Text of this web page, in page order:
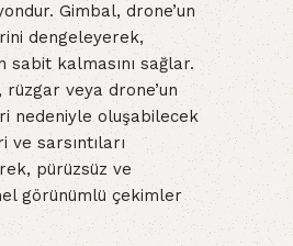
Gimbal, drone’un
dengeleyerek,
sabit kalmasını sağlar.
rüzgar veya drone’un
nedeniyle oluşabilecek
sarsıntıları
pürüzsüz ve
görünümlü çekimler